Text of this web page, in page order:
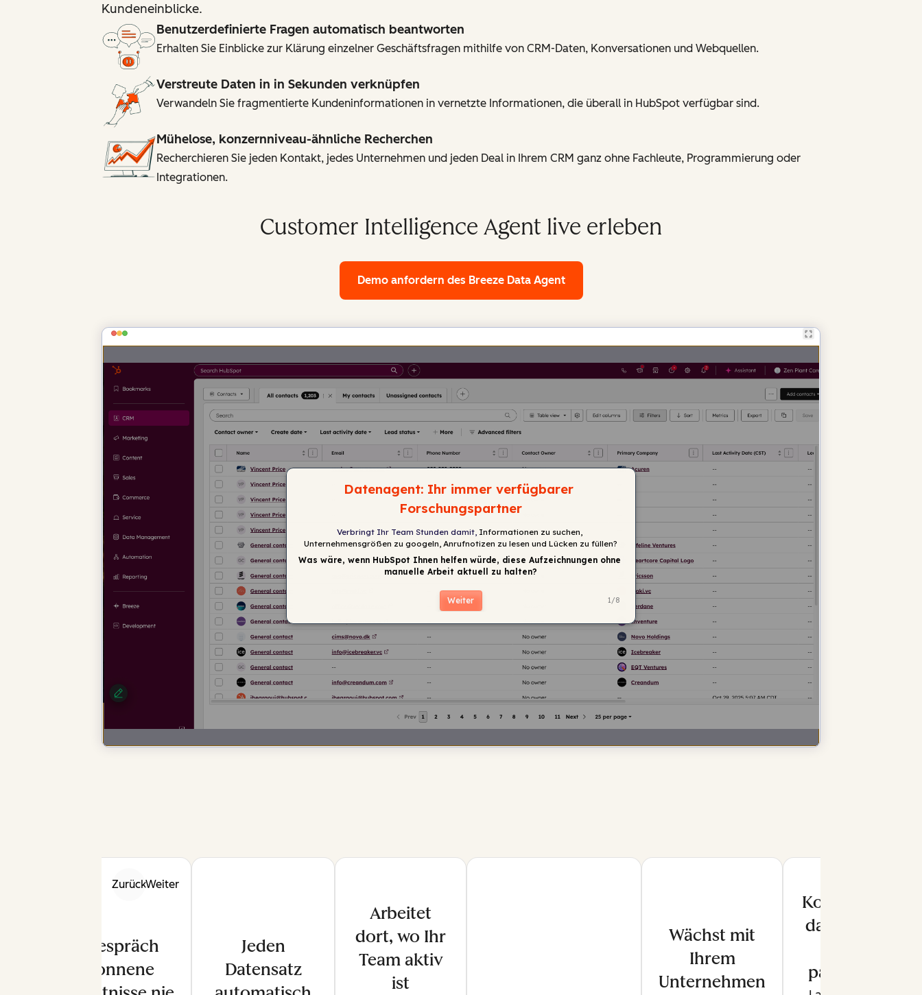
Kundeneinblicke.
Benutzerdefinierte Fragen automatisch beantworten
Erhalten Sie Einblicke zur Klärung einzelner Geschäftsfragen mithilfe von CRM-Daten, Konversationen und Webquellen.
Verstreute Daten in in Sekunden verknüpfen
Verwandeln Sie fragmentierte Kundeninformationen in vernetzte Informationen, die überall in HubSpot verfügbar sind.
Mühelose, konzernniveau-ähnliche Recherchen
Recherchieren Sie jeden Kontakt, jedes Unternehmen und jeden Deal in Ihrem CRM ganz ohne Fachleute, Programmierung oder
Integrationen.
Customer Intelligence Agent live erleben
Demo anfordern des Breeze Data Agent
ZurückWeiter
Im Gespräch
gewonnene
Jeden
Datensatz
Arbeitet
dort, wo Ihr
Team aktiv
ist
Wächst mit
Ihrem
Unternehmen
Kontrolle
darüber,
passiert